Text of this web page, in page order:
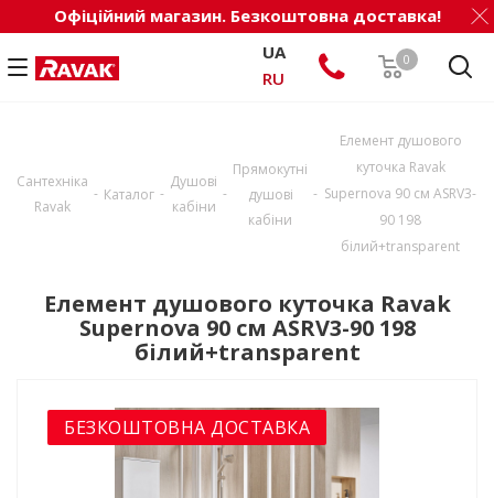
Офіційний магазин. Безкоштовна доставка!
0
UA
RU
Сантехніка
Ravak
- Каталог -
Душові
кабіни
-
Прямокутні
душові
кабіни
-
Елемент душового
куточка Ravak
Supernova 90 см ASRV3-
90 198
білий+transparent
Елемент душового куточка Ravak
Supernova 90 см ASRV3-90 198
білий+transparent
БЕЗКОШТОВНА ДОСТАВКА